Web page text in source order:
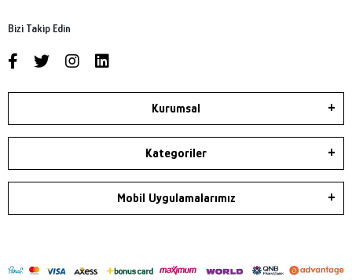
Bizi Takip Edin
Kurumsal
Kategoriler
Mobil Uygulamalarımız